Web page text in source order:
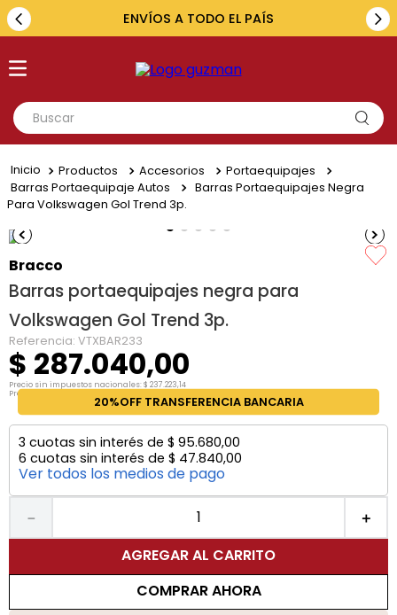
ENVÍOS A TODO EL PAÍS
Buscar
1.
toyota
3.
Productos Accesorios
Portaequipajes
Barras Portaequipaje Autos
Barras Portaequipajes Negra
Para Volkswagen Gol Trend 3p.
Bracco
Barras portaequipajes negra para
Volkswagen Gol Trend 3p.
Referencia: VTXBAR233
$ 287.040,00
Precio sin impuestos nacionales:$ 237.223,14
Precio por unidad:
20%OFF TRANSFERENCIA BANCARIA
3 cuotas sin interés de $ 95.680,00
6 cuotas sin interés de $ 47.840,00
Ver todos los medios de pago
＋
－
AGREGAR AL CARRITO
COMPRAR AHORA